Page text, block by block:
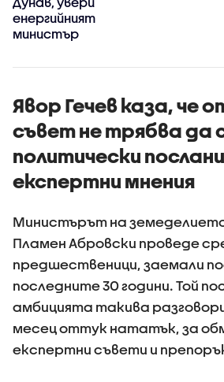
енергийният
министър
Явор Гечев каза, че
съвет не трябва да
политически
експертни мнения
Министърът на
Пламен Абровски проведе
предшественици, заемали
последните 30 години. Той
амбицията такива
месец оттук нататък, за
експертни съвети и